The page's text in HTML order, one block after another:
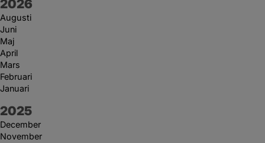
År:
2026
Augusti
Juni
Maj
April
Mars
Februari
Januari
År:
2025
December
November